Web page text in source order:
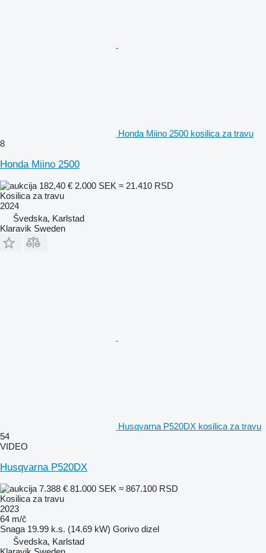
Honda Miino 2500 kosilica za travu
8
Honda Miino 2500
182,40 € 2.000 SEK ≈ 21.410 RSD
Kosilica za travu
2024
Švedska, Karlstad
Klaravik Sweden
Husqvarna P520DX kosilica za travu
54
VIDEO
Husqvarna P520DX
7.388 € 81.000 SEK ≈ 867.100 RSD
Kosilica za travu
2023
64 m/č
Snaga 19.99 k.s. (14.69 kW) Gorivo dizel
Švedska, Karlstad